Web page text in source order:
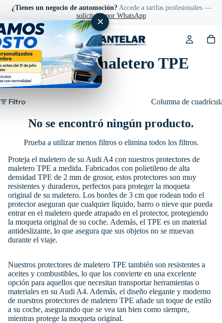
¿Tienes un negocio de automoción?Accede a tarifas profesionales —
solícitalas por WhatsApp
✕
Protector de maletero TPE
Audi A4
Filtro Columna de
No se encontró ningún producto.
Prueba a utilizar menos filtros o elimina todos los filtros.
Proteja el maletero de su Audi A4 con nuestros protectores de
maletero TPE a medida. Fabricados con polietileno de alta
densidad TPE de 2 mm de grosor, estos protectores son muy
resistentes y duraderos, perfectos para proteger la moqueta
original de su maletero. Los bordes de 3 cm que rodean todo el
protector aseguran que cualquier líquido, barro o nieve que pueda
entrar en el maletero quede atrapado en el protector, protegiendo
la moqueta original de su coche. Además, el TPE es un material
antideslizante, lo que asegura que sus objetos no se muevan
durante el viaje.
Nuestros protectores de maletero TPE también son resistentes a
aceites y combustibles, lo que los convierte en una excelente
opción para aquellos que necesitan transportar herramientas o
materiales en su Audi A4. Además, el diseño elegante y moderno
de nuestros protectores de maletero TPE añade un toque de estilo
a su coche, asegurando que se vea tan bien como siempre,
mientras protege la moqueta original.